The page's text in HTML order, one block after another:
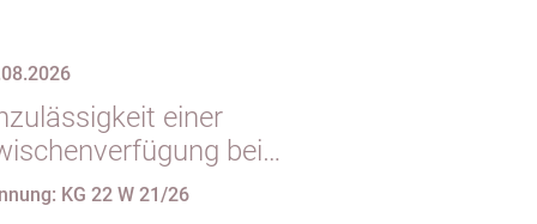
einer
bei
KG 22 W 21/26